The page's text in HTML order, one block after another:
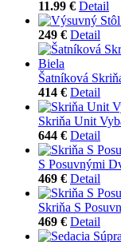
11.99 € Detail
249 € Detail
Šatníková
414 € Detail
Skriňa Unit
644 € Detail
S Posuvnými
469 € Detail
Skriňa S
469 € Detail